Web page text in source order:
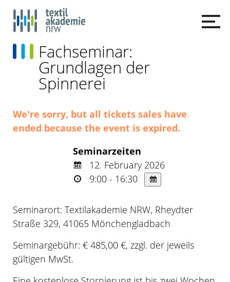
Fachseminar:
Grundlagen der
Spinnerei
We're sorry, but all tickets sales have
ended because the event is expired.
Seminarzeiten
12. February 2026
9:00 - 16:30
Seminarort: Textilakademie NRW, Rheydter
Straße 329, 41065 Mönchengladbach
Seminargebühr: € 485,00 €, zzgl. der jeweils
gültigen MwSt.